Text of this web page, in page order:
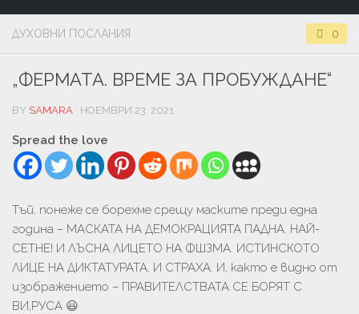
ДУХОВНИ ПОСЛАНИЯ 0
„ФЕРМАТА. ВРЕМЕ ЗА ПРОБУЖДАНЕ“
BY SAMARA · НОЕМВРИ 23, 2021
Spread the love
Тъй, понеже се борехме срещу маските преди една
година – МАСКАТА НА ДЕМОКРАЦИЯТА ПАДНА. НАЙ-
СЕТНЕ! И ЛЪСНА ЛИЦЕТО НА ФШЗМА. ИСТИНСКОТО
ЛИЦЕ НА ДИКТАТУРАТА, И СТРАХА. И, както е видно от
изображението – ПРАВИТЕЛСТВАТА СЕ БОРЯТ С
ВИ,РУСА 😃